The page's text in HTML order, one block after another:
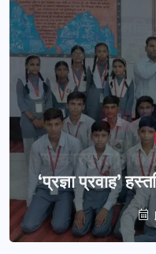
‘प्रज्ञा प्रवाह’